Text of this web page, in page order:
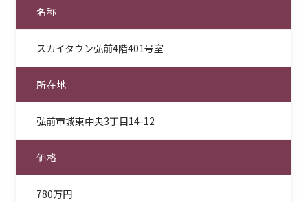
名称
スカイタウン弘前4階401号室
所在地
弘前市城東中央3丁目14-12
価格
780万円